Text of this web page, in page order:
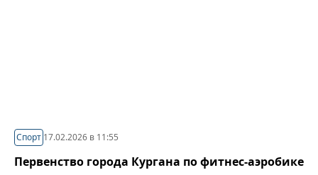
Спорт 17.02.2026 в 11:55
Первенство города Кургана по фитнес-аэробике